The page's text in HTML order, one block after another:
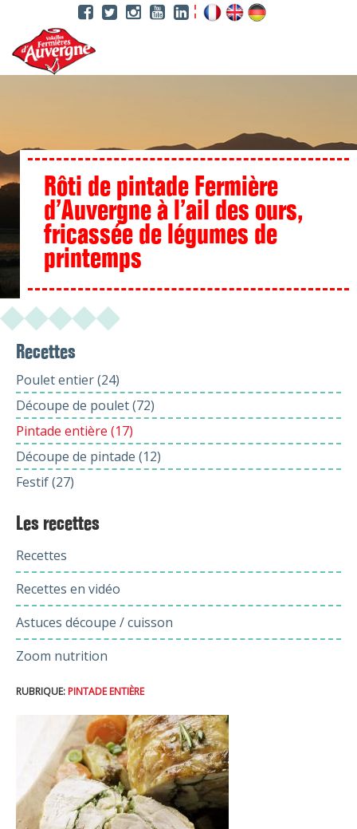
contenu
principal
Rôti de pintade Fermière
d’Auvergne à l’ail des ours,
fricassée de légumes de
printemps
Recettes
Poulet entier (24)
Découpe de poulet (72)
Pintade entière (17)
Découpe de pintade (12)
Festif (27)
Les recettes
Recettes
Recettes en vidéo
Astuces découpe / cuisson
Zoom nutrition
RUBRIQUE: PINTADE ENTIÈRE